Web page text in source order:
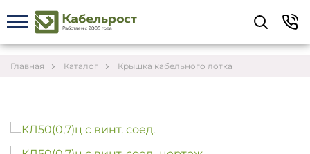
Главная Каталог Крышка кабельного лотка
Укажите контакты для связи и требования к
заказу – предложим лучшие варианты по цене,
согласуем сроки и подберём доставку.